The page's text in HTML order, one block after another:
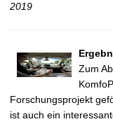
2019
Zum
Forschungsprojekt
ist auch ein